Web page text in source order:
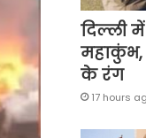
दिल्ली
के रंग
17 hours